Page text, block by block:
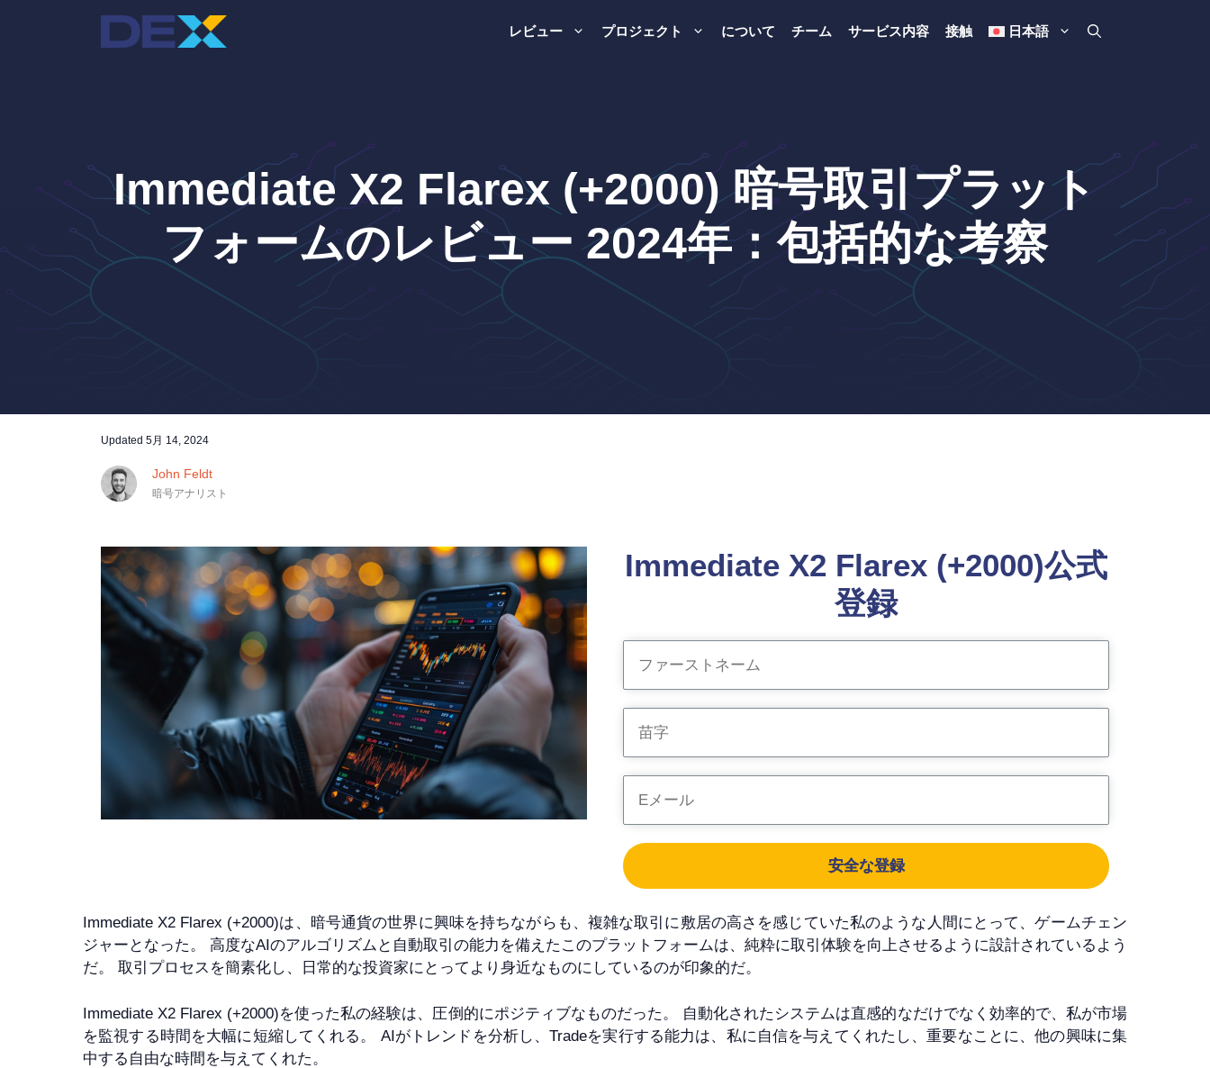
レビュー プロジェクト について チーム サービス内容 接触 日本語
Immediate X2 Flarex (+2000) 暗号取引プラット
フォームのレビュー 2024年：包括的な考察
Updated 5月 14, 2024
John Feldt
暗号アナリスト
Immediate X2 Flarex (+2000)公式
登録
安全な登録
Immediate X2 Flarex (+2000)は、暗号通貨の世界に興味を持ちながらも、複雑な取引に敷居の高さを感じていた私のような人間にとって、ゲームチェン
ジャーとなった。 高度なAIのアルゴリズムと自動取引の能力を備えたこのプラットフォームは、純粋に取引体験を向上させるように設計されているよう
だ。 取引プロセスを簡素化し、日常的な投資家にとってより身近なものにしているのが印象的だ。
Immediate X2 Flarex (+2000)を使った私の経験は、圧倒的にポジティブなものだった。 自動化されたシステムは直感的なだけでなく効率的で、私が市場
を監視する時間を大幅に短縮してくれる。 AIがトレンドを分析し、Tradeを実行する能力は、私に自信を与えてくれたし、重要なことに、他の興味に集
中する自由な時間を与えてくれた。